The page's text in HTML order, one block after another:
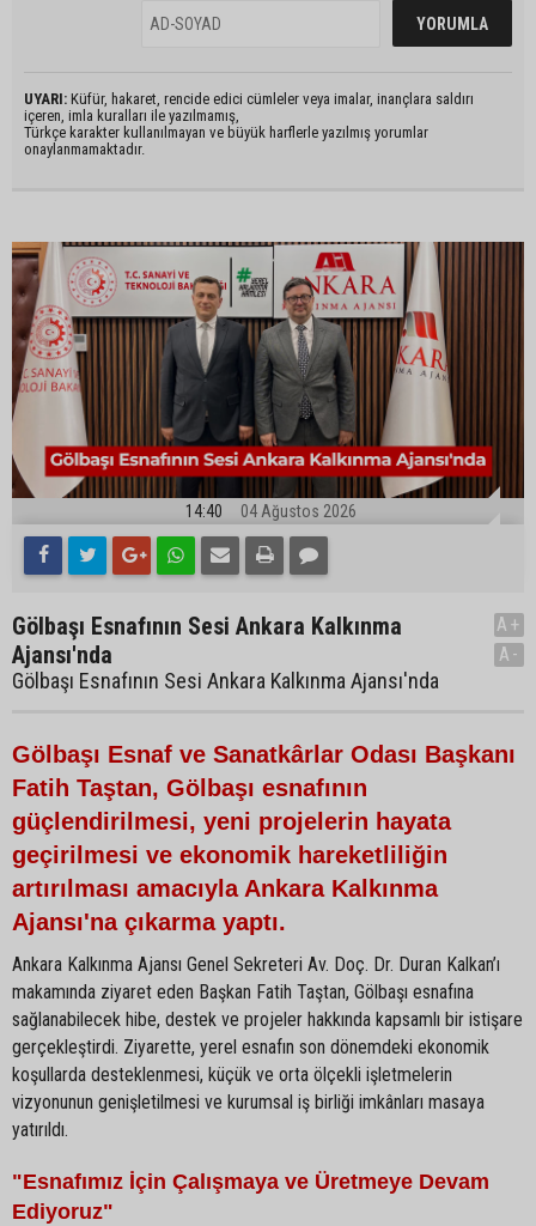
UYARI: Küfür, hakaret, rencide edici cümleler veya imalar, inançlara saldırı
içeren, imla kuralları ile yazılmamış,
Türkçe karakter kullanılmayan ve büyük harflerle yazılmış yorumlar
onaylanmamaktadır.
14:40 04 Ağustos 2026
Gölbaşı Esnafının Sesi Ankara Kalkınma
Ajansı'nda
Gölbaşı Esnafının Sesi Ankara Kalkınma Ajansı'nda
A+
A-
Gölbaşı Esnaf ve Sanatkârlar Odası Başkanı
Fatih Taştan, Gölbaşı esnafının
güçlendirilmesi, yeni projelerin hayata
geçirilmesi ve ekonomik hareketliliğin
artırılması amacıyla Ankara Kalkınma
Ajansı'na çıkarma yaptı.
Ankara Kalkınma Ajansı Genel Sekreteri Av. Doç. Dr. Duran Kalkan’ı
makamında ziyaret eden Başkan Fatih Taştan, Gölbaşı esnafına
sağlanabilecek hibe, destek ve projeler hakkında kapsamlı bir istişare
gerçekleştirdi. Ziyarette, yerel esnafın son dönemdeki ekonomik
koşullarda desteklenmesi, küçük ve orta ölçekli işletmelerin
vizyonunun genişletilmesi ve kurumsal iş birliği imkânları masaya
yatırıldı.
"Esnafımız İçin Çalışmaya ve Üretmeye Devam
Ediyoruz"